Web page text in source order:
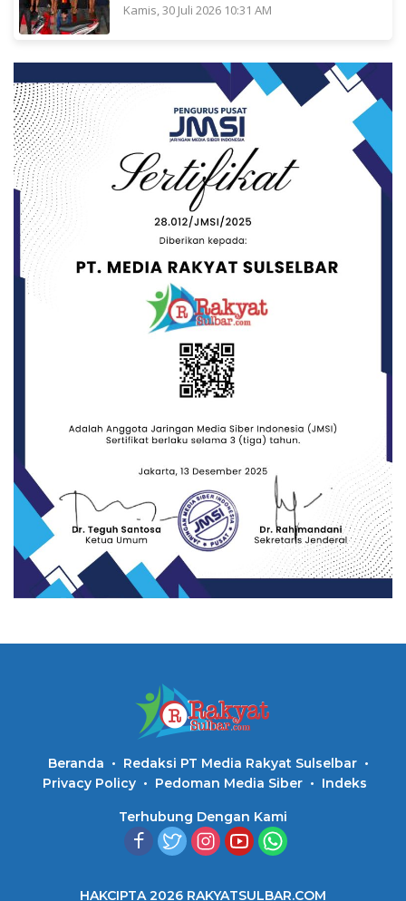
Kamis, 30 Juli 2026 10:31 AM
Beranda
Redaksi PT Media Rakyat Sulselbar
Privacy Policy
Pedoman Media Siber Indeks
Terhubung Dengan Kami
HAKCIPTA 2026 RAKYATSULBAR.COM